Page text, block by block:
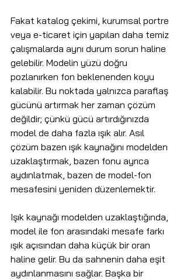
Fakat katalog çekimi, kurumsal portre
veya e-ticaret için yapılan daha temiz
çalışmalarda aynı durum sorun haline
gelebilir. Modelin yüzü doğru
pozlanırken fon beklenenden koyu
kalabilir. Bu noktada yalnızca paraflaş
gücünü artırmak her zaman çözüm
değildir; çünkü gücü artırdığınızda
model de daha fazla ışık alır. Asıl
çözüm bazen ışık kaynağını modelden
uzaklaştırmak, bazen fonu ayrıca
aydınlatmak, bazen de model-fon
mesafesini yeniden düzenlemektir.
Işık kaynağı modelden uzaklaştığında,
model ile fon arasındaki mesafe farkı
ışık açısından daha küçük bir oran
haline gelir. Bu da sahnenin daha eşit
aydınlanmasını sağlar. Başka bir